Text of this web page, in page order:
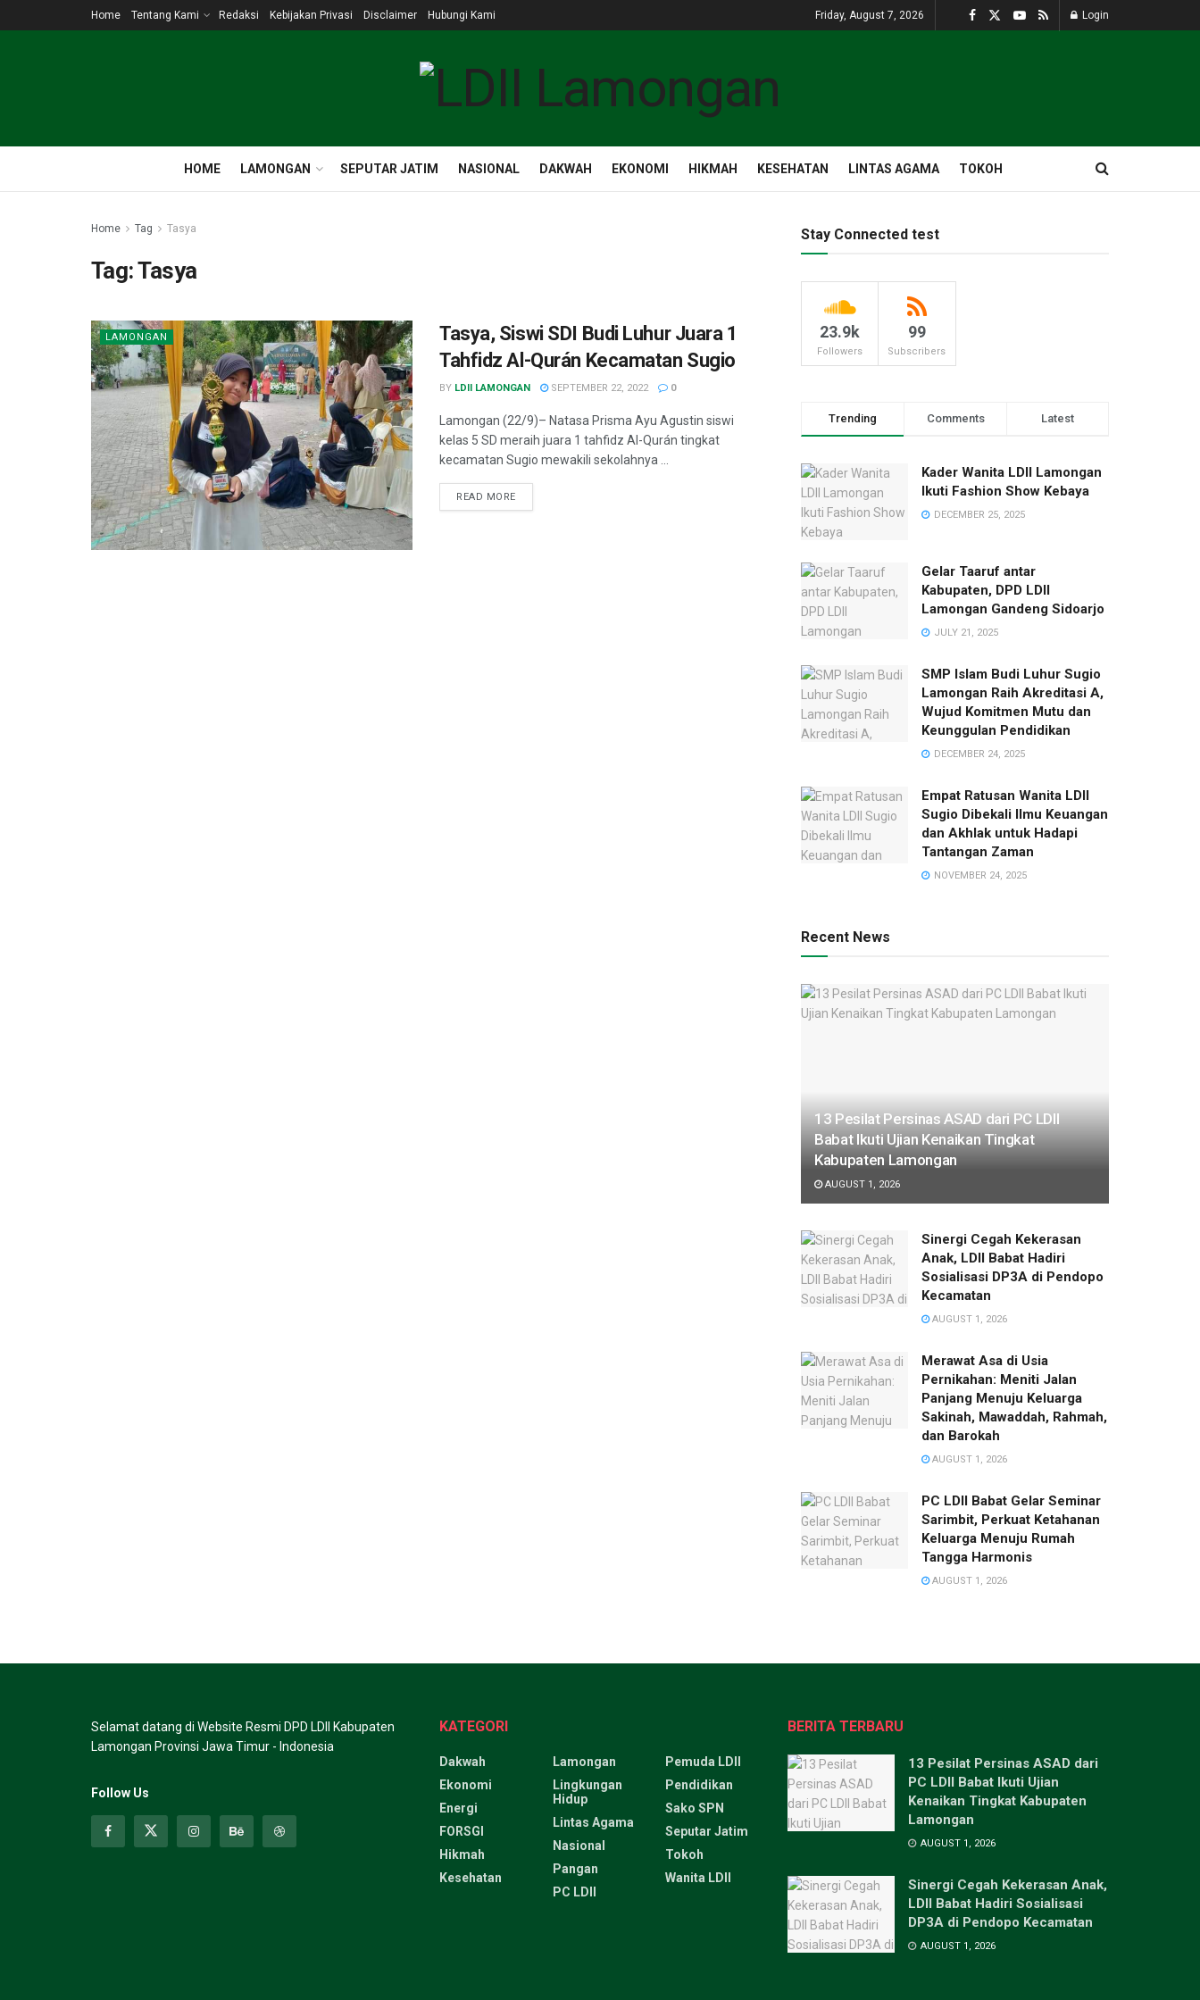
Home Tentang Kami Redaksi Kebijakan Privasi Disclaimer Hubungi Kami Friday, August 7, 2026 Login
HOME LAMONGAN SEPUTAR JATIM NASIONAL DAKWAH EKONOMI HIKMAH KESEHATAN LINTAS AGAMA TOKOH
Home Tag Tasya
Tag:Tasya
LAMONGAN
Tasya, Siswi SDI Budi Luhur Juara 1
Tahfidz Al-Qurán Kecamatan Sugio
BY LDII LAMONGAN SEPTEMBER 22, 2022 0
Lamongan (22/9)– Natasa Prisma Ayu Agustin siswi
kelas 5 SD meraih juara 1 tahfidz Al-Qurán tingkat
kecamatan Sugio mewakili sekolahnya ...
READ MORE
Stay Connected test
23.9k
Followers
99
Subscribers
Trending Comments Latest
Kader Wanita LDII Lamongan
Ikuti Fashion Show Kebaya
DECEMBER 25, 2025
Gelar Taaruf antar
Kabupaten, DPD LDII
Lamongan Gandeng Sidoarjo
JULY 21, 2025
SMP Islam Budi Luhur Sugio
Lamongan Raih Akreditasi A,
Wujud Komitmen Mutu dan
Keunggulan Pendidikan
DECEMBER 24, 2025
Empat Ratusan Wanita LDII
Sugio Dibekali Ilmu Keuangan
dan Akhlak untuk Hadapi
Tantangan Zaman
NOVEMBER 24, 2025
Recent News
13 Pesilat Persinas ASAD dari PC LDII
Babat Ikuti Ujian Kenaikan Tingkat
Kabupaten Lamongan
AUGUST 1, 2026
Sinergi Cegah Kekerasan
Anak, LDII Babat Hadiri
Sosialisasi DP3A di Pendopo
Kecamatan
AUGUST 1, 2026
Merawat Asa di Usia
Pernikahan: Meniti Jalan
Panjang Menuju Keluarga
Sakinah, Mawaddah, Rahmah,
dan Barokah
AUGUST 1, 2026
PC LDII Babat Gelar Seminar
Sarimbit, Perkuat Ketahanan
Keluarga Menuju Rumah
Tangga Harmonis
AUGUST 1, 2026
Selamat datang di Website Resmi DPD LDII Kabupaten
Lamongan Provinsi Jawa Timur - Indonesia
Follow Us
KATEGORI
Dakwah
Ekonomi
Energi
FORSGI
Hikmah
Kesehatan
Lamongan
Lingkungan
Hidup
Lintas Agama
Nasional
Pangan
PC LDII
Pemuda LDII
Pendidikan
Sako SPN
Seputar Jatim
Tokoh
Wanita LDII
BERITA TERBARU
13 Pesilat Persinas ASAD dari
PC LDII Babat Ikuti Ujian
Kenaikan Tingkat Kabupaten
Lamongan
AUGUST 1, 2026
Sinergi Cegah Kekerasan Anak,
LDII Babat Hadiri Sosialisasi
DP3A di Pendopo Kecamatan
AUGUST 1, 2026